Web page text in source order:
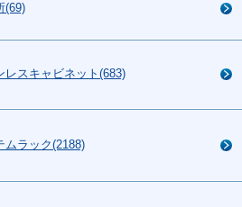
(69)
スキャビネット(683)
ラック(2188)